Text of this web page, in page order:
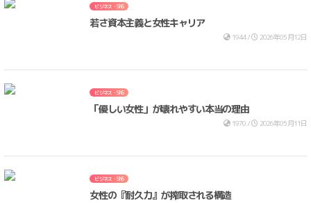
ビジネス・SNS
若さ資本主義と女性キャリア
1944 / 2026年05月12日
ビジネス・SNS
「優しい女性」が壊れやすい本当の理由
1970 / 2026年05月11日
ビジネス・SNS
女性の『耐久力』が搾取される構造